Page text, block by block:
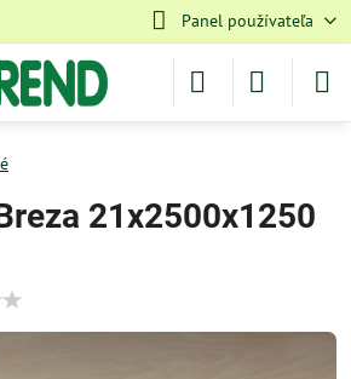
Panel používateľa
21x2500x1250